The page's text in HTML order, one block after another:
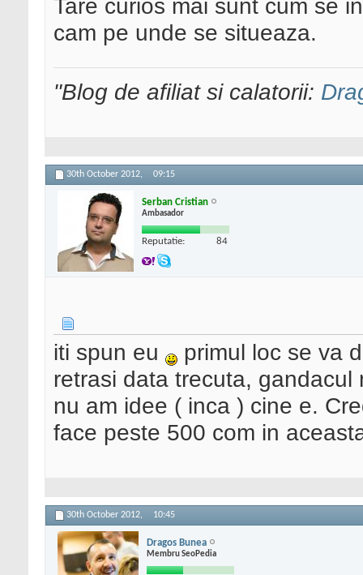
Tare curios mai sunt cum se
cam pe unde se situeaza.
"Blog de afiliat si calatorii:
30th October 2012, 09:15
Serban Cristian
Ambasador
Reputatie: 84
iti spun eu
primul loc se va
retrasi data trecuta,
nu am idee ( inca ) cine e.
face peste 500 com in
30th October 2012, 10:45
Dragos Bunea
Membru SeoPedia